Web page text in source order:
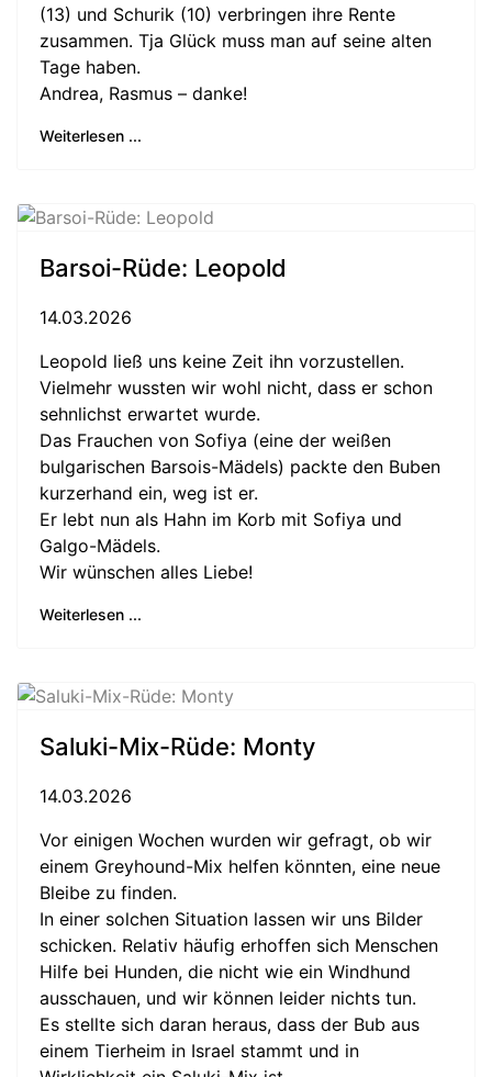
(13) und Schurik (10) verbringen ihre Rente
zusammen. Tja Glück muss man auf seine alten
Tage haben.
Andrea, Rasmus – danke!
Weiterlesen ...
Barsoi-Rüde: Leopold
14.03.2026
Leopold ließ uns keine Zeit ihn vorzustellen.
Vielmehr wussten wir wohl nicht, dass er schon
sehnlichst erwartet wurde.
Das Frauchen von Sofiya (eine der weißen
bulgarischen Barsois-Mädels) packte den Buben
kurzerhand ein, weg ist er.
Er lebt nun als Hahn im Korb mit Sofiya und
Galgo-Mädels.
Wir wünschen alles Liebe!
Weiterlesen ...
Saluki-Mix-Rüde: Monty
14.03.2026
Vor einigen Wochen wurden wir gefragt, ob wir
einem Greyhound-Mix helfen könnten, eine neue
Bleibe zu finden.
In einer solchen Situation lassen wir uns Bilder
schicken. Relativ häufig erhoffen sich Menschen
Hilfe bei Hunden, die nicht wie ein Windhund
ausschauen, und wir können leider nichts tun.
Es stellte sich daran heraus, dass der Bub aus
einem Tierheim in Israel stammt und in